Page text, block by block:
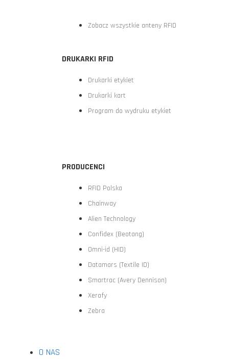
Zobacz wszystkie anteny RFID
DRUKARKI RFID
Drukarki etykiet
Drukarki kart
Program do wydruku etykiet
PRODUCENCI
RFID Polska
Chainway
Alien Technology
Confidex (Beotang)
Omni-id (HID)
Datamars (Textile ID)
Smartrac (Avery Dennison)
Xerafy
Zebra
O NAS